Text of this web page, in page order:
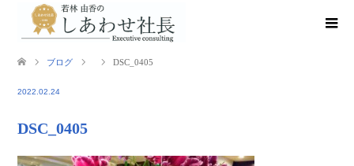
ブログ DSC_0405
2022.02.24
DSC_0405